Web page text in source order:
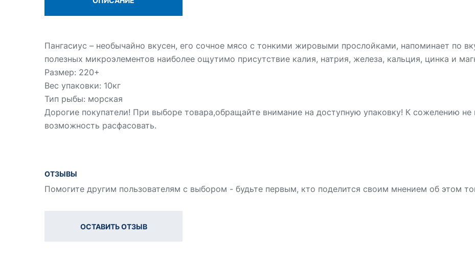
Пангасиус – необычайно вкусен, его сочное мясо с тонкими жировыми прослойками, напоминает по
полезных микроэлементов наиболее ощутимо присутствие калия, натрия, железа, кальция, цинка и
Размер: 220+
Вес упаковки: 10кг
Тип рыбы: морская
Дорогие покупатели! При выборе товара,обращайте внимание на доступную упаковку! К сожелению
возможность расфасовать.
ОТЗЫВЫ
Помогите другим пользователям с выбором - будьте первым, кто поделится своим мнением об этом
ОСТАВИТЬ ОТЗЫВ